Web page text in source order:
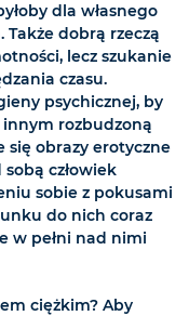
dla własnego
dobrą rzeczą
lecz szukanie
czasu.
psychicznej, by
rozbudzoną
się obrazy erotyczne
człowiek
sobie z pokusami
do nich coraz
w pełni nad nimi
ciężkim? Aby